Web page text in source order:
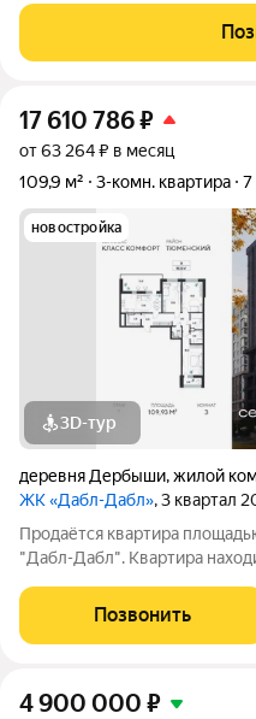
ремонта. ЖК «На Ватутина»
развитой социальной
17 610 786₽
от 63 264 ₽ в месяц
109,9 м²
3-комн. квартира 7
новостройка
3D-тур
деревня Дербыши,жилой
ЖК «Дабл-Дабл», 3 квартал
Продаётся квартира
"Дабл-Дабл". Квартира
особенностей планировки изолированные комнаты с окнами
на одну сторону, 1
Позвонить
4 900 000 ₽